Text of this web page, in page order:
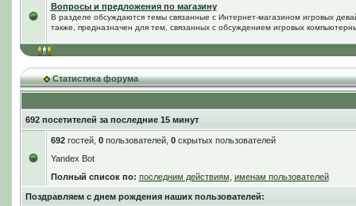
Вопросы и предложения по магазину
В разделе обсуждаются темы связанные с Интернет-магазином игровых
также, предназначен для тем, связанных с обсуждением игровых
Статистика форума
692 посетителей за последние 15 минут
692гостей, 0пользователей, 0скрытых пользователей
Yandex Bot
Полный список по: последним действиям именам пользователей
Поздравляем с днем рождения наших пользователей: